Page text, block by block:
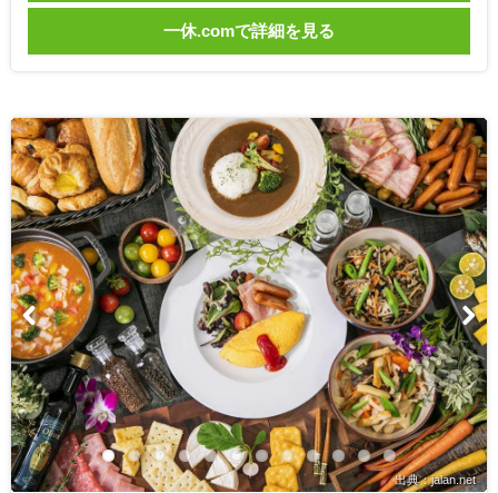
一休.comで詳細を見る
出典：jalan.net